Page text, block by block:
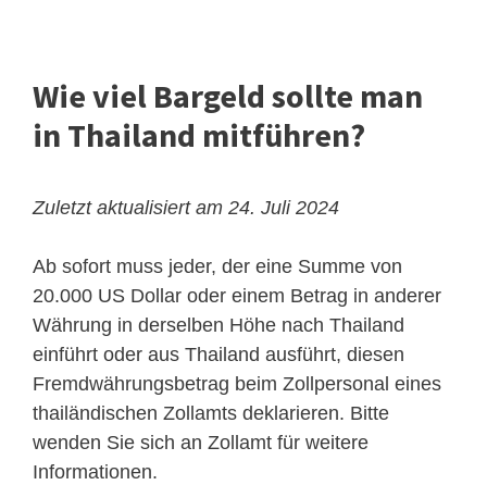
Wie viel Bargeld sollte man
in Thailand mitführen?
Zuletzt aktualisiert am 24. Juli 2024
Ab sofort muss jeder, der eine Summe von
20.000 US Dollar oder einem Betrag in anderer
Währung in derselben Höhe nach Thailand
einführt oder aus Thailand ausführt, diesen
Fremdwährungsbetrag beim Zollpersonal eines
thailändischen Zollamts deklarieren. Bitte
wenden Sie sich an Zollamt für weitere
Informationen.